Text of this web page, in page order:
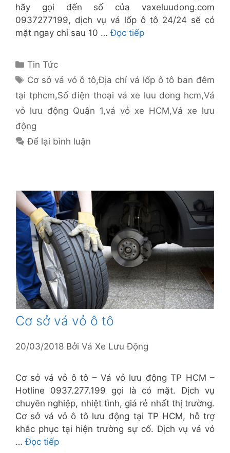
hãy gọi đến số của vaxeluudong.com
0937277199, dịch vụ vá lốp ô tô 24/24 sẽ có
mặt ngay chỉ sau 10 …Đọc tiếp
Danh
mục
Tin Tức
Thẻ
Cơ sở vá vỏ ô tô,Địa chỉ vá lốp ô tô ban đêm
tại tphcm,Số điện thoại vá xe luu dong hcm,Vá
vỏ lưu động Quận 1,vá vỏ xe HCM,Vá xe lưu
động
Để lại bình luận
Cơ sở vá vỏ ô tô
20/03/2018 Bởi Vá Xe Lưu Động
Cơ sở vá vỏ ô tô – Vá vỏ lưu động TP HCM –
Hotline 0937.277.199 gọi là có mặt. Dịch vụ
chuyên nghiệp, nhiệt tình, giá rẻ nhất thị trường.
Cơ sở vá vỏ ô tô lưu động tại TP HCM, hỗ trợ
khắc phục tại hiện trường sự cố. Dịch vụ vá vỏ
…Đọc tiếp